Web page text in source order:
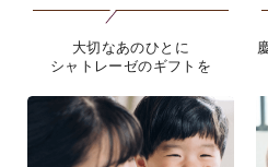
大切なあのひとに
シャトレーゼのギフトを